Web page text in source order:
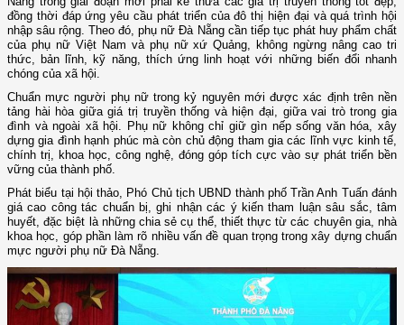
đồng thời đáp ứng yêu cầu phát triển của đô thị hiện đại và quá trình hội
nhập sâu rộng. Theo đó, phụ nữ Đà Nẵng cần tiếp tục phát huy phẩm chất
của phụ nữ Việt Nam và phụ nữ xứ Quảng, không ngừng nâng cao tri
thức, bản lĩnh, kỹ năng, thích ứng linh hoạt với những biến đổi nhanh
chóng của xã hội.
Chuẩn mực người phụ nữ trong kỷ nguyên mới được xác định trên nền
tảng hài hòa giữa giá trị truyền thống và hiện đại, giữa vai trò trong gia
đình và ngoài xã hội. Phụ nữ không chỉ giữ gìn nếp sống văn hóa, xây
dựng gia đình hạnh phúc mà còn chủ động tham gia các lĩnh vực kinh tế,
chính trị, khoa học, công nghệ, đóng góp tích cực vào sự phát triển bền
vững của thành phố.
Phát biểu tại hội thảo, Phó Chủ tịch UBND thành phố Trần Anh Tuấn đánh
giá cao công tác chuẩn bị, ghi nhận các ý kiến tham luận sâu sắc, tâm
huyết, đặc biệt là những chia sẻ cụ thể, thiết thực từ các chuyên gia, nhà
khoa học, góp phần làm rõ nhiều vấn đề quan trọng trong xây dựng chuẩn
mực người phụ nữ Đà Nẵng.